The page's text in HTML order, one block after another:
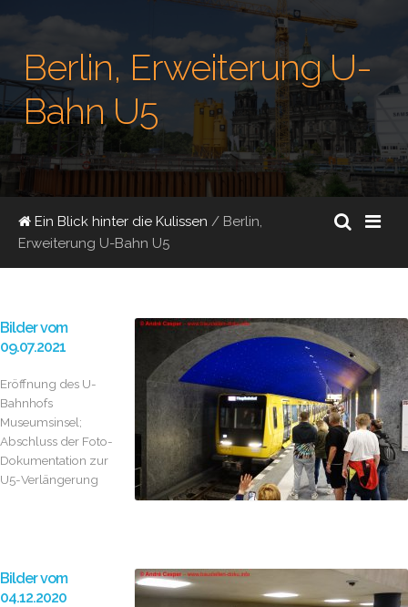
Berlin, Erweiterung U-
Bahn U5
Ein Blick hinter die Kulissen / Berlin,
Erweiterung U-Bahn U5
Bilder vom
09.07.2021
Eröffnung des U-
Bahnhofs
Museumsinsel;
Abschluss der Foto-
Dokumentation zur
U5-Verlängerung
Bilder vom
04.12.2020